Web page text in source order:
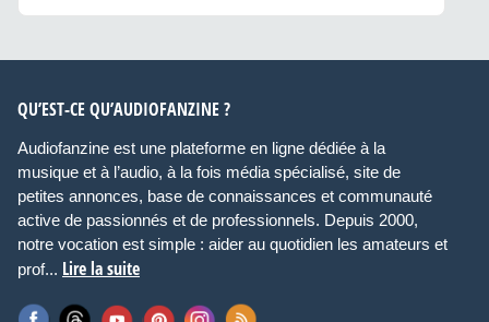
QU’EST-CE QU’AUDIOFANZINE ?
Audiofanzine est une plateforme en ligne dédiée à la
musique et à l’audio, à la fois média spécialisé, site de
petites annonces, base de connaissances et communauté
active de passionnés et de professionnels. Depuis 2000,
notre vocation est simple : aider au quotidien les amateurs et
prof... Lire la suite